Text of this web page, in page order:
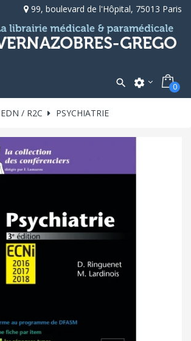
99, boulevard de l'Hôpital, 75013 Paris
 settings 0
/ R2C PSYCHIATRIE